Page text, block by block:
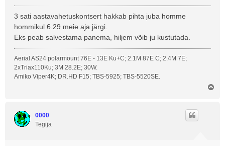
o
s
t
u
s
3 sati aastavahetuskontsert hakkab pihta juba homme
hommikul 6.29 meie aja järgi.
Eks peab salvestama panema, hiljem võib ju kustutada.
Aerial AS24 polarmount 76E - 13E Ku+C; 2.1M 87E C; 2.4M 7E;
2xTriax110Ku; 3M 28.2E; 30W.
Amiko Viper4K; DR.HD F15; TBS-5925; TBS-5520SE.
0000
Tegija